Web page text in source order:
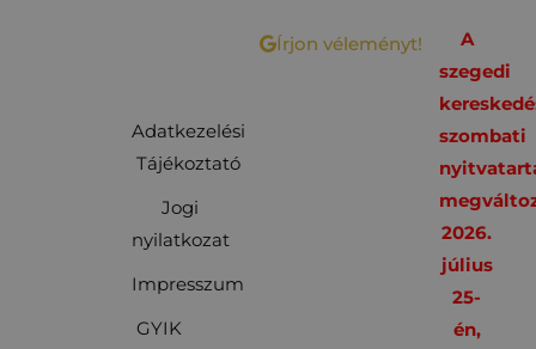
Adatkezelési
Tájékoztató
Jogi
nyilatkozat
Impresszum
GYIK
Írjon véleményt!
A
szegedi
szombati
2026.
július
25-
én,